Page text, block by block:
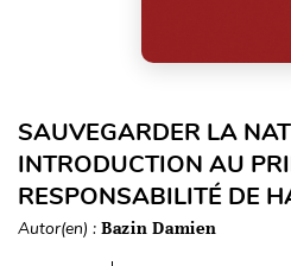
SAUVEGARDER LA
INTRODUCTION AU
RESPONSABILITÉ DE
Autor(en) : Bazin Damien